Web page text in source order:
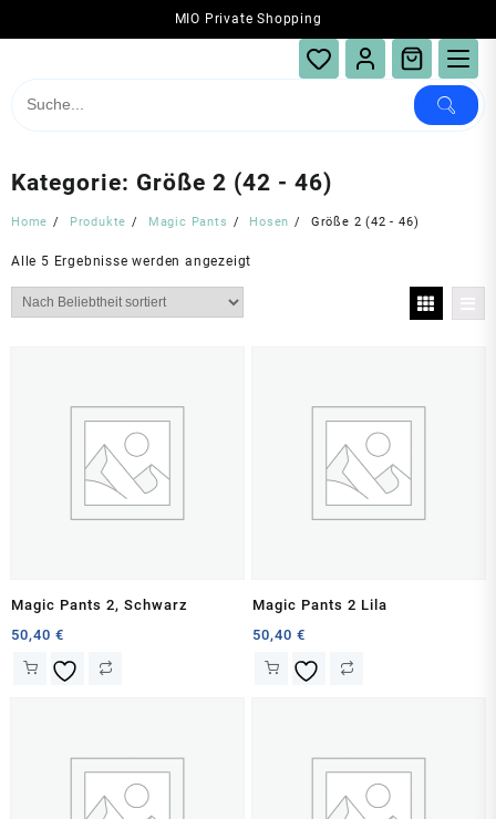
MIO Private Shopping
Kategorie: Größe 2 (42 - 46)
Home Produkte Magic Pants Hosen Größe 2 (42 - 46)
Alle 5 Ergebnisse werden angezeigt
Magic Pants 2, Schwarz
50,40 €
Magic Pants 2 Lila
50,40€